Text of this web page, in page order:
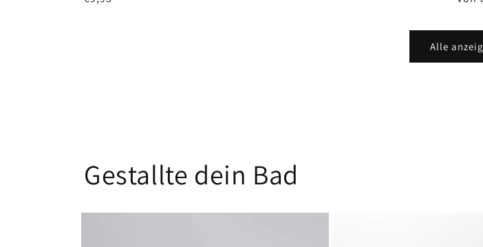
Alle
Gestallte dein Bad